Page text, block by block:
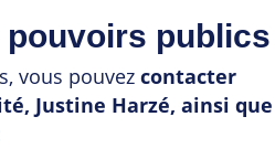
pouvoirs publics
vous pouvez contacter
Justine Harzé, ainsi que